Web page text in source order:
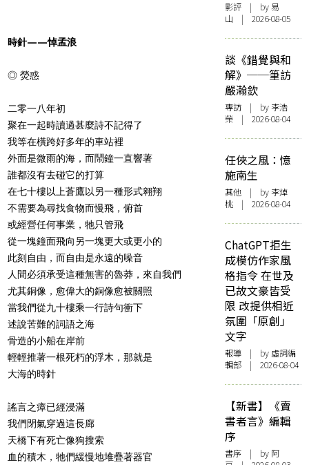
時針——悼孟浪
◎ 熒惑
二零一八年初
聚在一起時讀過甚麼詩不記得了
我等在橫跨好多年的車站裡
外面是微雨的海，而鬧鐘一直響著
誰都沒有去碰它的打算
在七十樓以上蒼鷹以另一種形式翱翔
不需要為尋找食物而慢飛，俯首
或經營任何事業，牠只管飛
從一塊鐘面飛向另一塊更大或更小的
此刻自由，而自由是永遠的噪音
人間必須承受這種無害的魯莽，來自我們
尤其銅像，愈偉大的銅像愈被關照
當我們從九十樓乘一行詩句衝下
述說苦難的詞語之海
骨造的小船在岸前
輕輕推著一根死朽的浮木，那就是
大海的時針
謠言之瘴已經浸滿
我們閉氣穿過這長廊
天橋下有死亡像狗搜索
血的積木，牠們緩慢地堆疊著器官
影評 | by 易
山 | 2026-08-05
談《錯覺與和
解》──筆訪
嚴瀚欽
專訪 | by 李浩
榮 | 2026-08-04
任俠之風：憶
施南生
其他 | by 李焯
桃 | 2026-08-04
ChatGPT拒生
成模仿作家風
格指令 在世及
已故文豪皆受
限 改提供相近
氛圍「原創」
文字
報導 | by 虛詞編
輯部 | 2026-08-04
【新書】《賣
書者言》編輯
序
書序 | by 阿